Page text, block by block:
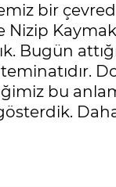
bir
Nizip
Bugün
bu